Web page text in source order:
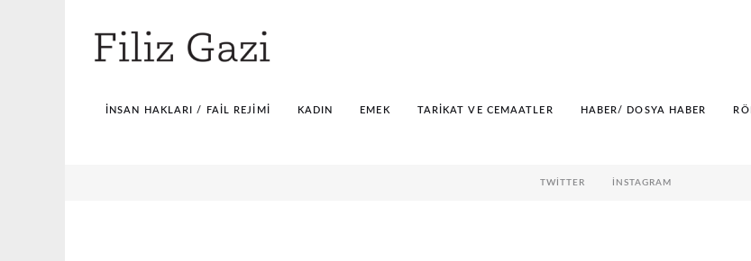
İNSAN HAKLARI / FAIL REJIMI KADIN EMEK TARIKAT VE CEMAATLER HABER/ DOSYA HABER
TWITTER İNSTAGRAM